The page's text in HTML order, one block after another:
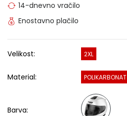
14-dnevno vračilo
Enostavno plačilo
Velikost: 2XL
Material: POLIKARBONAT
Barva: